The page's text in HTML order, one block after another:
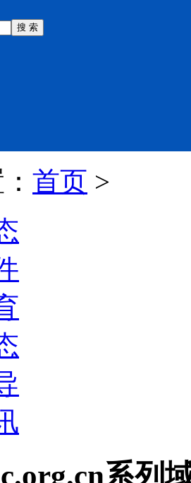
搜 索
首页 >
系列